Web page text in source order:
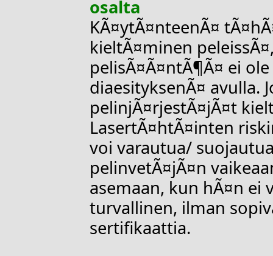
osalta
KÃ¤ytÃ¤nteenÃ¤
kieltÃ¤minen
pelisÃ¤Ã¤ntÃ¶Ã¤ ei
diaesityksenÃ¤ avulla.
pelinjÃ¤rjestÃ¤jÃ¤t
LasertÃ¤htÃ¤inten
voi varautua/
pelinvetÃ¤jÃ¤n
asemaan, kun hÃ¤n ei
turvallinen, ilman
sertifikaattia.